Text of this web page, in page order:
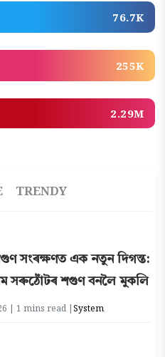
76.7K
255K
2.29M
TRENDY
সংৰক্ষণত এক নতুন দিগন্ত:
সৰুঠোঁটৰ শগুণ বনলৈ মুকলি
| 1 mins read |System